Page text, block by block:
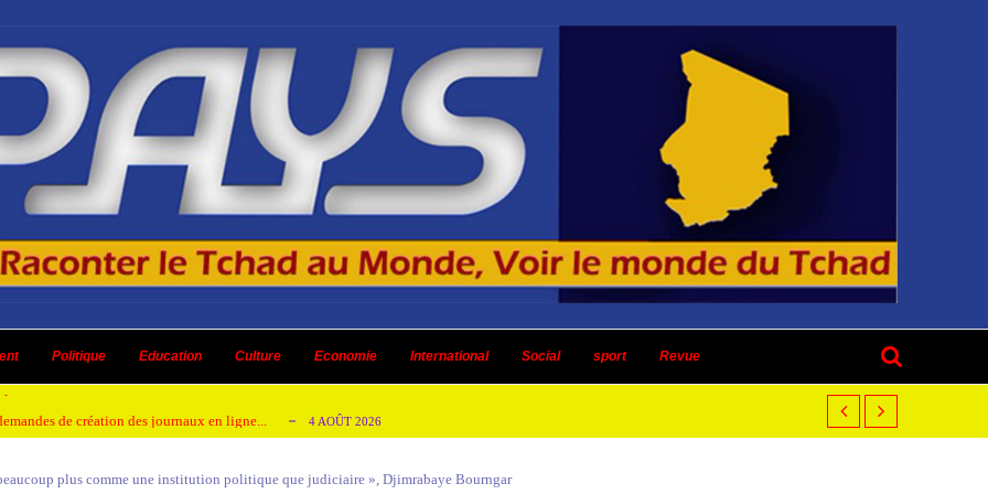
Politique Education Culture Economie International Social sport Revue
AOÛT 2026
honorer son ancien leader 2 AOÛT 2026
de création des journaux en ligne... 4 AOÛT 2026
un dividende ni une quelconque plus-... 3 AOÛT 2026
plus comme une institution politique que judiciaire », Djimrabaye Bourngar